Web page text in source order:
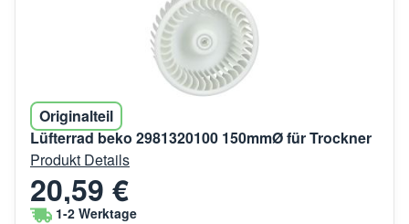
Originalteil
Lüfterrad beko 2981320100 150mmØ für Trockner
Produkt Details
20,59 €
1-2 Werktage